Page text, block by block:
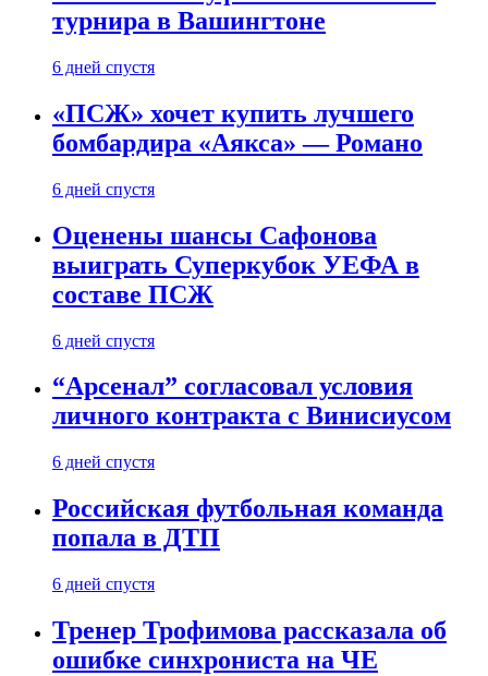
турнира в Вашингтоне
6 дней спустя
«ПСЖ» хочет купить лучшего
бомбардира «Аякса» — Романо
6 дней спустя
Оценены шансы Сафонова
выиграть Суперкубок УЕФА в
составе ПСЖ
6 дней спустя
“Арсенал” согласовал условия
личного контракта с Винисиусом
6 дней спустя
Российская футбольная команда
попала в ДТП
6 дней спустя
Тренер Трофимова рассказала об
ошибке синхрониста на ЧЕ